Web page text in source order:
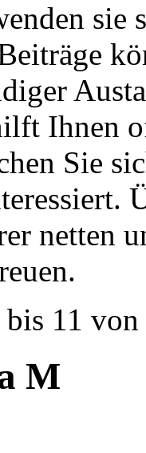
sie
Ihnen
Sie
netten
11 von
M